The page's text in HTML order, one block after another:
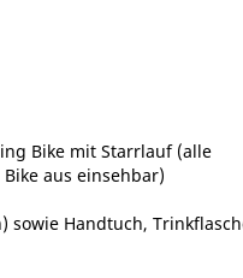
Bike mit Starrlauf (alle
aus einsehbar)
sowie Handtuch,